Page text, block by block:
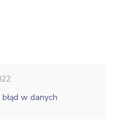
błąd w danych